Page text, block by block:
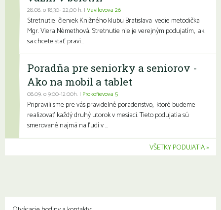
28.08. o 18,30- 22,00 h. | Vavilovova 26
Stretnutie členiek Knižného klubu Bratislava vedie metodička
Mgr. Viera Némethová. Stretnutie nie je verejným podujatím, ak
sa chcete stať pravi...
Poradňa pre seniorky a seniorov -
Ako na mobil a tablet
08.09. o 9:00-12:00h. | Prokofievova 5
Pripravili sme pre vás pravidelné poradenstvo, ktoré budeme
realizovať každý druhý utorok v mesiaci. Tieto podujatia sú
smerované najmä na ľudí v ...
VŠETKY PODUJATIA